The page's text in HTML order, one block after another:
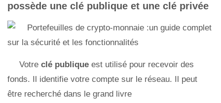
possède une clé publique et une clé privée
Votre clé publique est utilisé pour recevoir des
fonds. Il identifie votre compte sur le réseau. Il peut
être recherché dans le grand livre